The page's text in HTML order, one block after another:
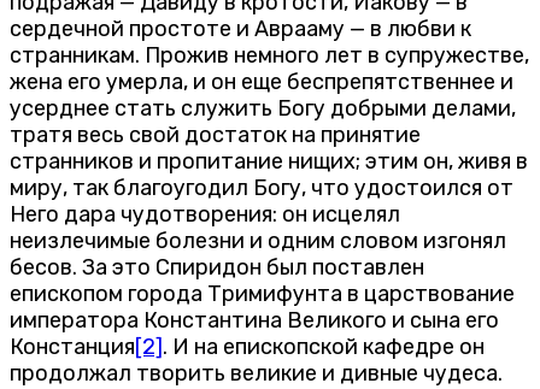
сердечной простоте и Аврааму — в любви к
странникам. Прожив немного лет в супружестве,
жена его умерла, и он еще беспрепятственнее и
усерднее стать служить Богу добрыми делами,
тратя весь свой достаток на принятие
странников и пропитание нищих; этим он, живя в
миру, так благоугодил Богу, что удостоился от
Него дара чудотворения: он исцелял
неизлечимые болезни и одним словом изгонял
бесов. За это Спиридон был поставлен
епископом города Тримифунта в царствование
императора Константина Великого и сына его
Констанция[2]. И на епископской кафедре он
продолжал творить великие и дивные чудеса.